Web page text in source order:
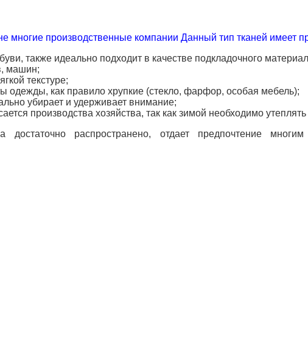
многие производственные компании Данный тип тканей имеет
также идеально подходит в качестве подкладочного
машин;
текстуре;
одежды, как правило хрупкие (стекло, фарфор, особая мебель);
убирает и удерживает внимание;
производства хозяйства, так как зимой необходимо утеплять
достаточно распространено, отдает предпочтение